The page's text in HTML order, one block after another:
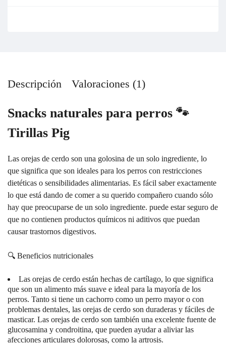
Descripción Valoraciones (1)
Snacks naturales para perros 🐾
Tirillas Pig
Las orejas de cerdo son una golosina de un solo ingrediente, lo
que significa que son ideales para los perros con restricciones
dietéticas o sensibilidades alimentarias. Es fácil saber exactamente
lo que está dando de comer a su querido compañero cuando sólo
hay que preocuparse de un solo ingrediente. puede estar seguro de
que no contienen productos químicos ni aditivos que puedan
causar trastornos digestivos.
🔍 Beneficios nutricionales
Las orejas de cerdo están hechas de cartílago, lo que significa
que son un alimento más suave e ideal para la mayoría de los
perros. Tanto si tiene un cachorro como un perro mayor o con
problemas dentales, las orejas de cerdo son duraderas y fáciles de
masticar. Las orejas de cerdo son también una excelente fuente de
glucosamina y condroitina, que pueden ayudar a aliviar las
afecciones articulares dolorosas, como la artrosis.